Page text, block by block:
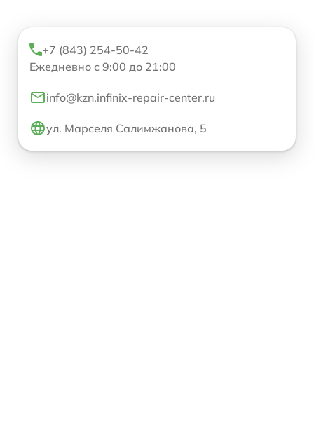
+7 (843) 254-50-42
Ежедневно с 9:00 до 21:00
info@kzn.infinix-repair-center.ru
ул. Марселя Салимжанова, 5